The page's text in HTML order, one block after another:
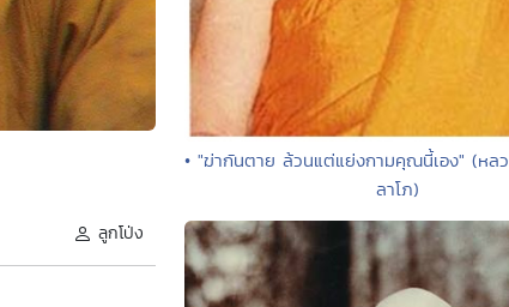
ลูกโป่ง
• "ฆ่ากันตาย ล้วนแต่แย่งกามคุณนี้เอง" (หล
ลาโภ)